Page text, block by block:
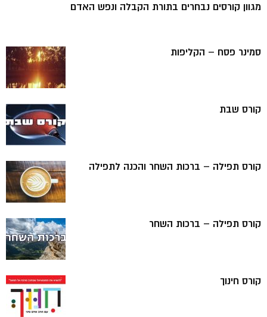
מגוון קורסים נבחרים בתורת הקבלה ונפש האדם
סמינר פסח – הקליפות
קורס שבת
קורס תפילה – ברכות השחר והכנה לתפילה
קורס תפילה – ברכות השחר
קורס חינוך